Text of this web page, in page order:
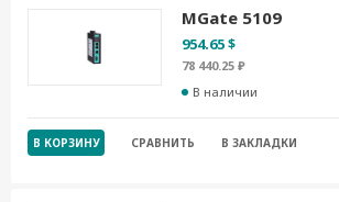
MGate 5109
954.65 $
78 440.25 ₽
В наличии
В КОРЗИНУ СРАВНИТЬ В ЗАКЛАДКИ